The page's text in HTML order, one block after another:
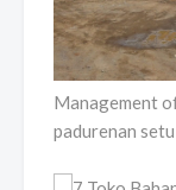
Management
padurenan